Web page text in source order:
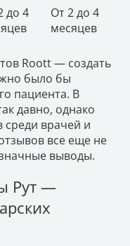
до 4
От 2 до 4
месяцев
Roott — создать
было бы
пациента. В
давно, однако
врачей и
все еще не
выводы.
Рут —